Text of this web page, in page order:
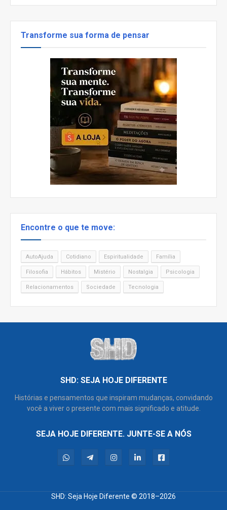
Transforme sua forma de pensar
Encontre o que te move:
AutoAjuda Cotidiano Espiritualidade Família
Filosofia Hábitos Mistério Nostalgia Psicologia
Relacionamentos Sociedade Tecnologia
SHD: SEJA HOJE DIFERENTE
Histórias e pensamentos que inspiram mudanças, convidando
você a viver o presente com mais significado e atitude.
SEJA HOJE DIFERENTE. JUNTE-SE A NÓS
SHD: Seja Hoje Diferente © 2018–2026